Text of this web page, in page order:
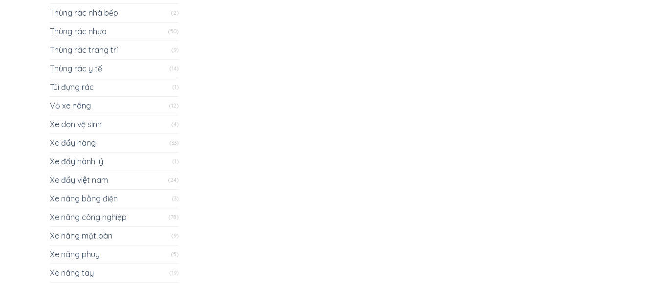
Thùng rác nhà bếp (2)
Thùng rác nhựa (50)
Thùng rác trang trí (9)
Thùng rác y tế (14)
Túi đựng rác (1)
Vỏ xe nâng (12)
Xe dọn vệ sinh (4)
Xe đẩy hàng (33)
Xe đẩy hành lý (1)
Xe đẩy việt nam (24)
Xe nâng bằng điện (3)
Xe nâng công nghiệp (78)
Xe nâng mặt bàn (9)
Xe nâng phuy (5)
Xe nâng tay (19)